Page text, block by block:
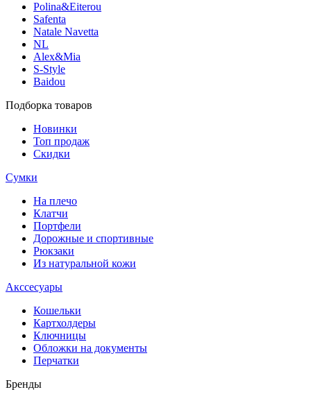
Polina&Eiterou
Safenta
Natale Navetta
NL
Alex&Mia
S-Style
Baidou
Подборка товаров
Новинки
Топ продаж
Скидки
Сумки
На плечо
Клатчи
Портфели
Дорожные и спортивные
Рюкзаки
Из натуральной кожи
Акссесуары
Кошельки
Картхолдеры
Ключницы
Обложки на документы
Перчатки
Бренды